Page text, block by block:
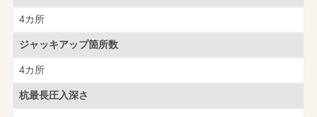
4カ所
ジャッキアップ箇所数
4カ所
杭最長圧入深さ